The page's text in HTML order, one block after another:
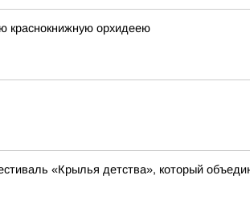
краснокнижную орхидеею
«Крылья детства», который